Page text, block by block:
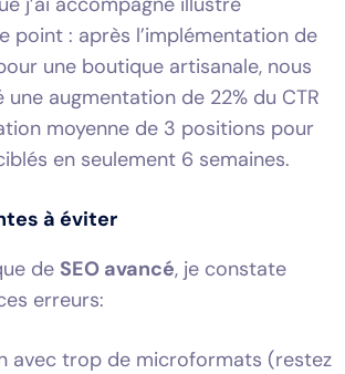
point : après l’implémentation de
une boutique artisanale, nous
augmentation de 22% du CTR
moyenne de 3 positions pour
en seulement 6 semaines.
à éviter
de SEO avancé, je constate
erreurs:
avec trop de microformats (restez